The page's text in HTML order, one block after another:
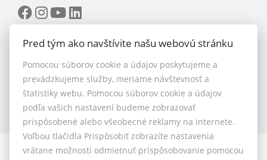
VYBRAŤ MAKLÉRA
Pred tým ako navštívite našu webovú stránku
Pomocou súborov cookie a údajov poskytujeme a
prevádzkujeme služby, meriame návštevnosť a
štatistiky webu. Pomocou súborov cookie a údajov
podľa vašich nastavení budeme zobrazovať
prispôsobené alebo všeobecné reklamy na internete.
Voľbou tlačidla Prispôsobiť zobrazíte nastavenia
vrátane možnosti odmietnuť prispôsobovanie pomocou